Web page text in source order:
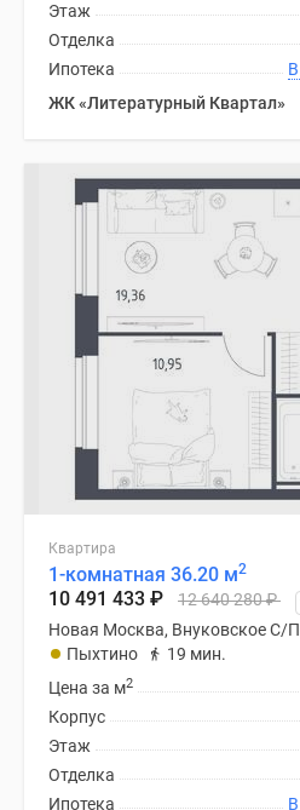
Этаж
Отделка
Ипотека
ЖК «Литературный Квартал»
Квартира
1-комнатная 36.20 м2
10 491 433 ₽ 12 640 280₽
Новая Москва, Внуковское С/П
Пыхтино
19 мин.
Цена за м2
Корпус
Этаж
Отделка
Ипотека